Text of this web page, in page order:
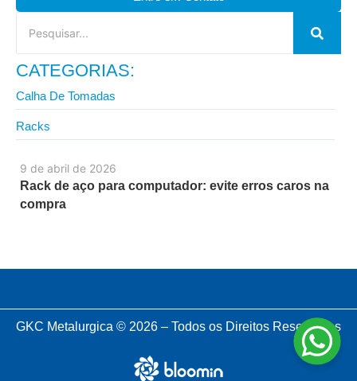
9 de abril de 2026
Rack de aço para computador: evite erros caros na
compra
CATEGORIAS:
Calha De Tomadas
Racks
GKC Metalurgica © 2026 – Todos os Direitos Reservados